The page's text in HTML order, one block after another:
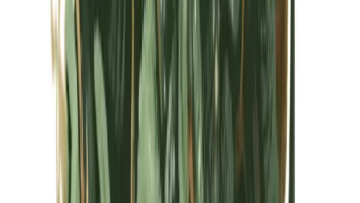
Kapseln